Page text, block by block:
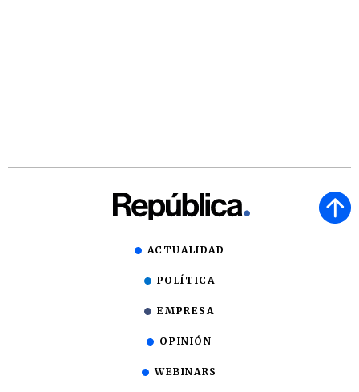
ACTUALIDAD
POLÍTICA
EMPRESA
OPINIÓN
WEBINARS